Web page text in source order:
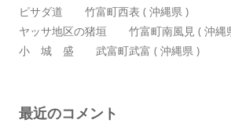
ピサダ道 竹富町西表 ( 沖縄県 )
ヤッサ地区の猪垣 竹富町南風見 ( 沖縄
小 城 盛 武富町武富 ( 沖縄県 )
最近のコメント